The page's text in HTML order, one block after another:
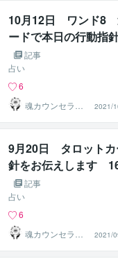
10月12日 ワンド8
ードで本日の行動指
記事
占い
6
魂カウンセラー
✨ あきほ（aki
ho）
2021/
9月20日 タロットカ
針をお伝えします
記事
占い
6
魂カウンセラー
✨ あきほ（aki
ho）
2021/